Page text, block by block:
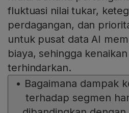
fluktuasi nilai tukar,
perdagangan, dan
untuk pusat data AI
biaya, sehingga
terhindarkan.
• Bagaimana dampak
terhadap segmen